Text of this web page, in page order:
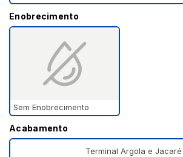
Enobrecimento
Sem Enobrecimento
Acabamento
Terminal Argola e Jacaré